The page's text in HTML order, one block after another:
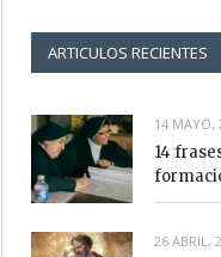
ARTICULOS RECIENTES
14 MAYO,
14
26 ABRIL,